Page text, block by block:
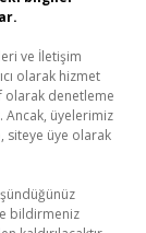
ve İletişim
olarak hizmet
olarak denetleme
Ancak, üyelerimiz
siteye üye olarak
bildirmeniz